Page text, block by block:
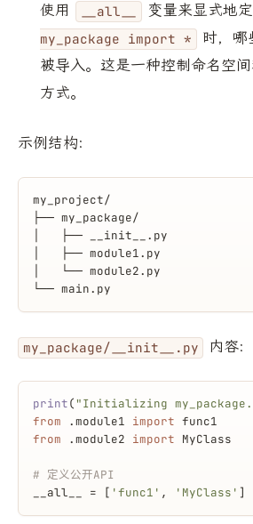
使用
__all__ 变量来显式地
my_package import *
时，哪
被导入。这是一种控制命名空
方式。
示例结构:
my_project/
├── my_package/
│   ├── __init__.py
│   ├── module1.py
│   └── module2.py
└── main.py
my_package/__init__.py 内容:
print("Initializing
from .module1 import func1
from .module2 import MyClass
# 定义公开API
__all__ = [ 'func1' , 'MyClass' ]